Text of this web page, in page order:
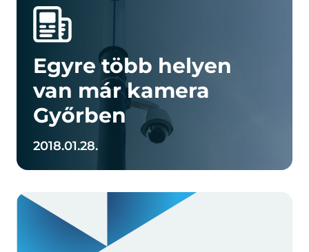
Egyre több helyen
van már kamera
Győrben
2018.01.28.